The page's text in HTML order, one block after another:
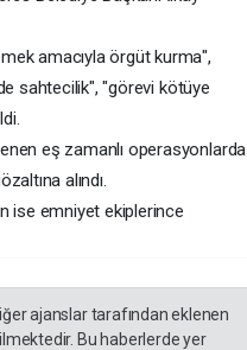
amacıyla örgüt kurma",
sahtecilik", "görevi kötüye
eş zamanlı operasyonlarda
alındı.
ise emniyet ekiplerince
ajanslar tarafından eklenen
Bu haberlerde yer